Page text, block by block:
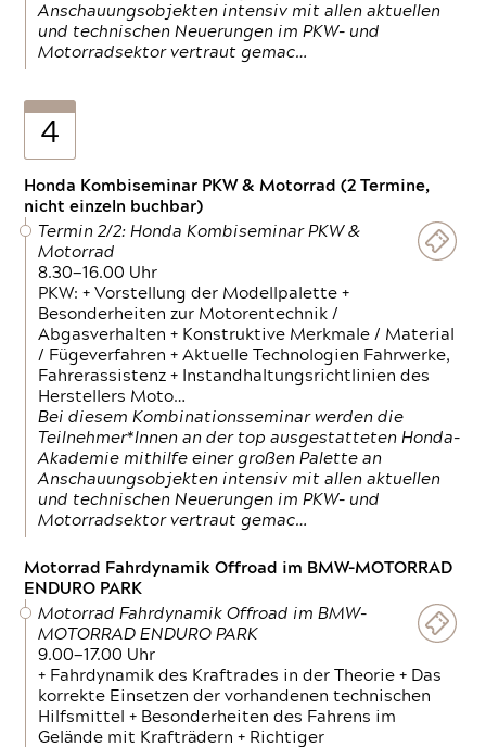
Anschauungsobjekten intensiv mit allen aktuellen
und technischen Neuerungen im PKW- und
Motorradsektor vertraut gemac…
4
Honda Kombiseminar PKW & Motorrad (2 Termine,
nicht einzeln buchbar)
Termin 2/2: Honda Kombiseminar PKW &
Motorrad
8.30—16.00 Uhr
PKW: + Vorstellung der Modellpalette +
Besonderheiten zur Motorentechnik /
Abgasverhalten + Konstruktive Merkmale / Material
/ Fügeverfahren + Aktuelle Technologien Fahrwerke,
Fahrerassistenz + Instandhaltungsrichtlinien des
Herstellers Moto…
Bei diesem Kombinationsseminar werden die
Teilnehmer*Innen an der top ausgestatteten Honda-
Akademie mithilfe einer großen Palette an
Anschauungsobjekten intensiv mit allen aktuellen
und technischen Neuerungen im PKW- und
Motorradsektor vertraut gemac…
Motorrad Fahrdynamik Offroad im BMW-MOTORRAD
ENDURO PARK
Motorrad Fahrdynamik Offroad im BMW-
MOTORRAD ENDURO PARK
9.00—17.00 Uhr
+ Fahrdynamik des Kraftrades in der Theorie + Das
korrekte Einsetzen der vorhandenen technischen
Hilfsmittel + Besonderheiten des Fahrens im
Gelände mit Krafträdern + Richtiger